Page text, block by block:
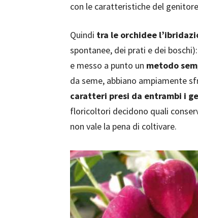
con le caratteristiche del
Quindi tra le orchidee
spontanee, dei prati e dei
e messo a punto un metodo
da seme, abbiano ampiamente
caratteri presi da entrambi i
floricoltori decidono quali
non vale la pena di coltivare.